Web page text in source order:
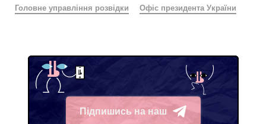
Головне управління розвідки
Офіс президента України
Підпишись на наш
Telegram